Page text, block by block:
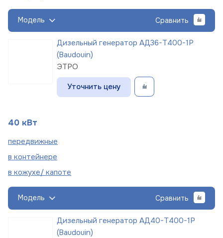
Модель Сравнить
Дизельный генератор АД36-Т400-1Р
(Baudouin)
ЭТРО
Уточнить цену
40 кВт
передвижные
в контейнере
в кожухе/ капоте
Модель Сравнить
Дизельный генератор АД40-Т400-1Р
(Baudouin)